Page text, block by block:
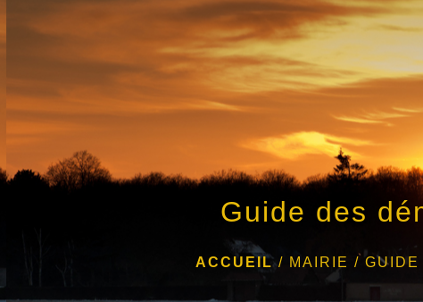
Guide des
ACCUEIL/ MAIRIE / GUIDE